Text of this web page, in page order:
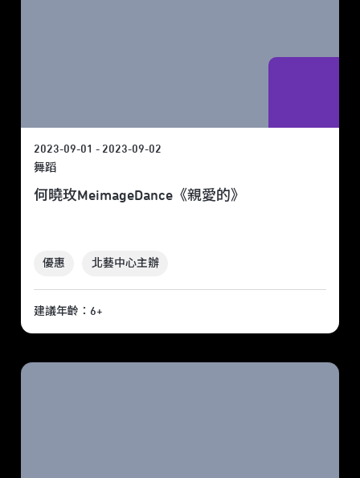
2023-09-01 - 2023-09-02
舞蹈
何曉玫MeimageDance《親愛的》
優惠 北藝中心主辦
建議年齡：6+